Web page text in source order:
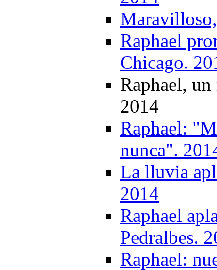
Raphael
Chicago.
Raphael,
2014
Raphael:
nunca".
La lluvia
2014
Raphael
Pedralbes.
Raphael: